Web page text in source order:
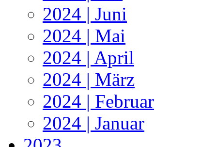
2024 | Juni
2024 | Mai
2024 | April
2024 | März
2024 | Februar
2024 | Januar